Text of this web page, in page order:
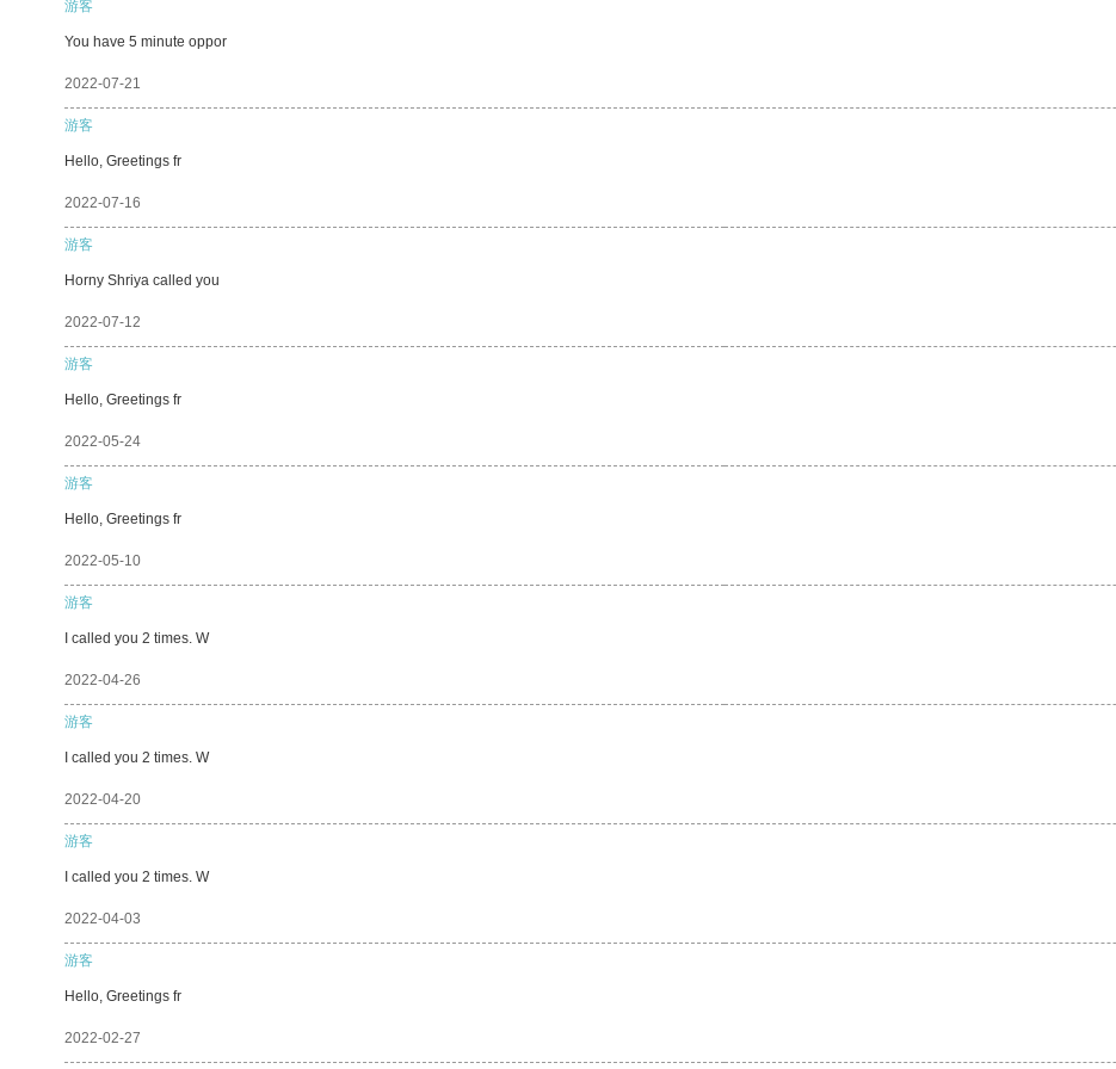
游客
You have 5 minute oppor
2022-07-21
游客
Hello, Greetings fr
2022-07-16
游客
Horny Shriya called you
2022-07-12
游客
Hello, Greetings fr
2022-05-24
游客
Hello, Greetings fr
2022-05-10
游客
I called you 2 times. W
2022-04-26
游客
I called you 2 times. W
2022-04-20
游客
I called you 2 times. W
2022-04-03
游客
Hello, Greetings fr
2022-02-27